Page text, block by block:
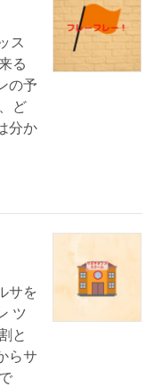
ス
る
の予
ど
分か
サを
ツ
と
らサ